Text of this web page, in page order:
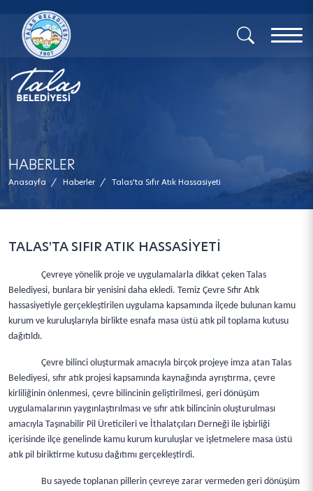
x
HABERLER
Anasayfa / Haberler / Talas'ta Sıfır Atık Hassasiyeti
TALAS'TA SIFIR ATIK HASSASİYETİ
Çevreye yönelik proje ve uygulamalarla dikkat çeken Talas
Belediyesi, bunlara bir yenisini daha ekledi. Temiz Çevre Sıfır Atık
hassasiyetiyle gerçekleştirilen uygulama kapsamında ilçede bulunan kamu
kurum ve kuruluşlarıyla birlikte esnafa masa üstü atık pil toplama kutusu
dağıtıldı.
Çevre bilinci oluşturmak amacıyla birçok projeye imza atan Talas
Belediyesi, sıfır atık projesi kapsamında kaynağında ayrıştırma, çevre
kirliliğinin önlenmesi, çevre bilincinin geliştirilmesi, geri dönüşüm
uygulamalarının yaygınlaştırılması ve sıfır atık bilincinin oluşturulması
amacıyla Taşınabilir Pil Üreticileri ve İthalatçıları Derneği ile işbirliği
içerisinde ilçe genelinde kamu kurum kuruluşlar ve işletmelere masa üstü
atık pil biriktirme kutusu dağıtımı gerçekleştirdi.
Bu sayede toplanan pillerin çevreye zarar vermeden geri dönüşüm